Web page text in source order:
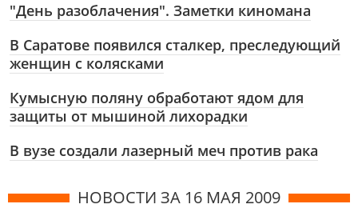
"День разоблачения". Заметки киномана
В Саратове появился сталкер, преследующий
женщин с колясками
Кумысную поляну обработают ядом для
защиты от мышиной лихорадки
В вузе создали лазерный меч против рака
НОВОСТИ ЗА 16 МАЯ 2009